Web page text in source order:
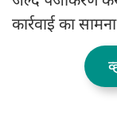
कार्रवाई का